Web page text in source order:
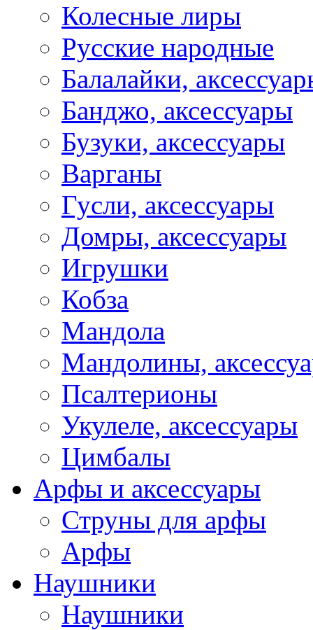
Колесные лиры
Русские народные
Балалайки,
Банджо, аксессуары
Бузуки, аксессуары
Варганы
Гусли, аксессуары
Домры, аксессуары
Игрушки
Кобза
Мандола
Мандолины,
Псалтерионы
Укулеле, аксессуары
Цимбалы
Арфы и аксессуары
Струны для арфы
Арфы
Наушники
Наушники